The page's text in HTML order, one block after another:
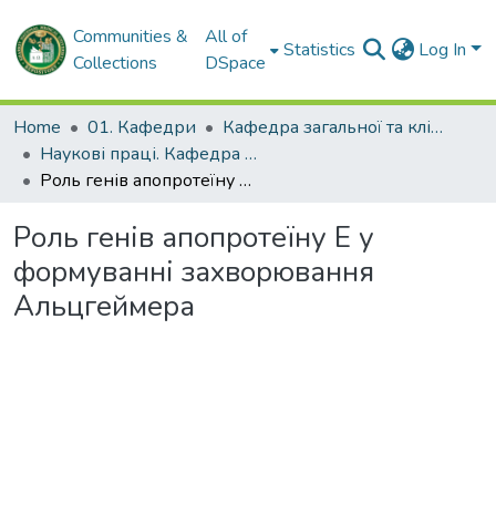
Communities &
Collections
All of
DSpace
Statistics Log In
Home 01. Кафедри
Кафедра загальної та клінічної патологічної фізіології імені Д.О. Альперна
Наукові праці. Кафедра загальної та клінічної патофізіології імені Д.О. Альперна
Роль генів апопротеїну Е у формуванні захворювання Альцгеймера
Роль генів апопротеїну Е у
формуванні захворювання
Альцгеймера